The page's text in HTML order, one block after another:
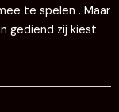
te spelen . Maar
gediend zij kiest